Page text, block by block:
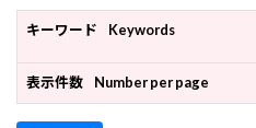
キーワード Keywords
表示件数 Number per page